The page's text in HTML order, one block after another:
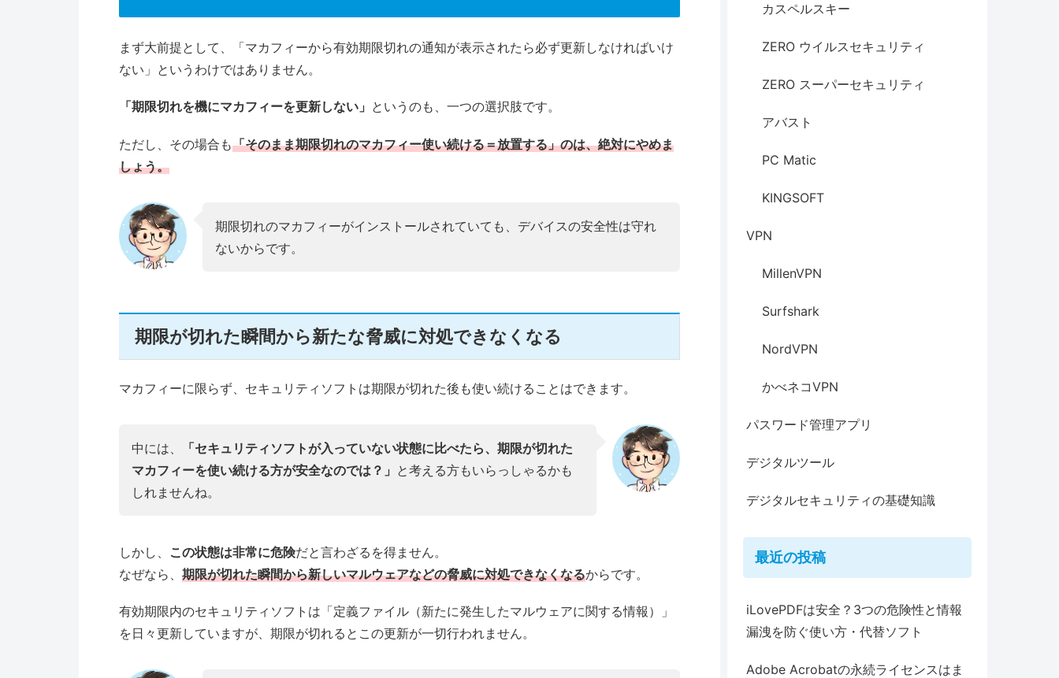
まず大前提として、「マカフィーから有効期限切れの通知が表示されたら必ず更新しなければいけ
ない」というわけではありません。
「期限切れを機にマカフィーを更新しない」 というのも、一つの選択肢です。
ただし、その場合も「そのまま期限切れのマカフィー使い続ける＝放置する」のは、絶対にやめま
しょう。
期限切れのマカフィーがインストールされていても、デバイスの安全性は守れ
ないからです。
期限が切れた瞬間から新たな脅威に対処できなくなる
マカフィーに限らず、セキュリティソフトは期限が切れた後も使い続けることはできます。
中には、
「セキュリティソフトが入っていない状態に比べたら、期限が切れた
マカフィーを使い続ける方が安全なのでは？」 と考える方もいらっしゃるかも
しれませんね。
しかし、 この状態は非常に危険だと言わざるを得ません。
なぜなら、期限が切れた瞬間から新しいマルウェアなどの脅威に対処できなくなるからです。
有効期限内のセキュリティソフトは「定義ファイル（新たに発生したマルウェアに関する情報）」
を日々更新していますが、期限が切れるとこの更新が一切行われません。
カスペルスキー
ZERO ウイルスセキュリティ
ZERO スーパーセキュリティ
アバスト
PC Matic
KINGSOFT
VPN
MillenVPN
Surfshark
NordVPN
かべネコVPN
パスワード管理アプリ
デジタルツール
デジタルセキュリティの基礎知識
最近の投稿
iLovePDFは安全？3つの危険性と情報
漏洩を防ぐ使い方・代替ソフト
Adobe Acrobatの永続ライセンスはま